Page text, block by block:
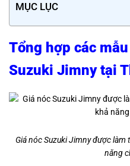
MỤC LỤC
Tổng hợp các
Suzuki Jimny tại
Giá nóc Suzuki Jimny được làm
năng